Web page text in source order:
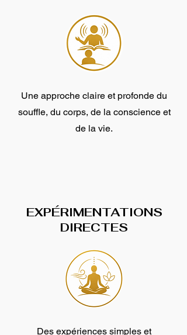
Une approche claire et profonde du
souffle, du corps, de la conscience et
de la vie.
EXPÉRIMENTATIONS
DIRECTES
Des expériences simples et